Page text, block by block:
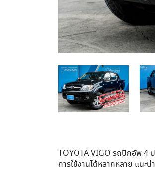
TOYOTA VIGO รถปิกอัพ 4
การใช้งานได้หลากหลาย แนะน